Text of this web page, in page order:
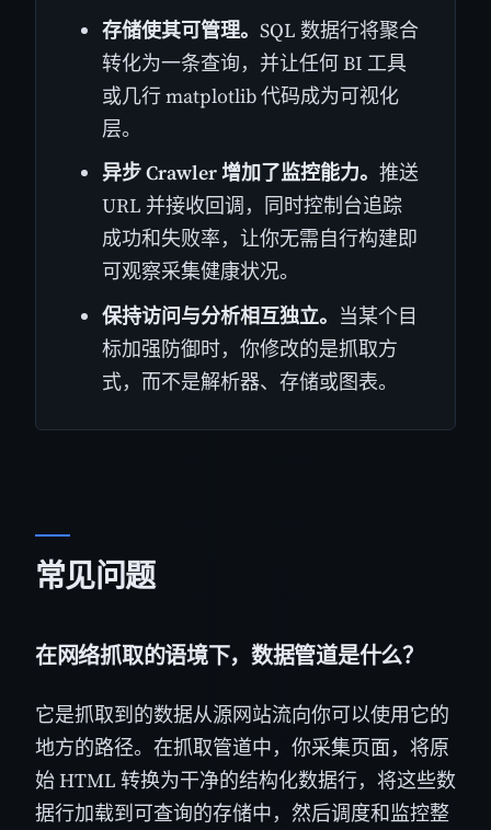
存储使其可管理。 SQL 数据行将聚合
转化为一条查询，并让任何 BI 工具
或几行 matplotlib 代码成为可视化
层。
异步 Crawler 增加了监控能力。 推送
URL 并接收回调，同时控制台追踪
成功和失败率，让你无需自行构建即
可观察采集健康状况。
保持访问与分析相互独立。 当某个目
标加强防御时，你修改的是抓取方
式，而不是解析器、存储或图表。
常见问题
在网络抓取的语境下，数据管道是什么？
它是抓取到的数据从源网站流向你可以使用它的
地方的路径。在抓取管道中，你采集页面，将原
始 HTML 转换为干净的结构化数据行，将这些数
据行加载到可查询的存储中，然后调度和监控整